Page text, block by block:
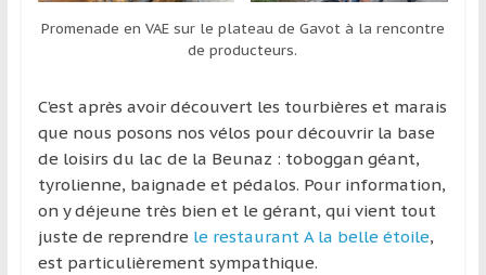
Promenade en VAE sur le plateau de Gavot à la rencontre
de producteurs.
C’est après avoir découvert les tourbières et marais
que nous posons nos vélos pour découvrir la base
de loisirs du lac de la Beunaz : toboggan géant,
tyrolienne, baignade et pédalos. Pour information,
on y déjeune très bien et le gérant, qui vient tout
juste de reprendre le restaurant A la belle étoile,
est particulièrement sympathique.